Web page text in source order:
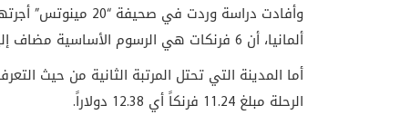
وأفادت دراسة وردت
ألمانيا، أن 6 فرنكات هي الرسوم الأساسية مضاف إليها 3.80 فرنكات لكل كيلومتر بعد ذلك.
أما المدينة التي تحتل المرتبة الثانية من حيث
الرحلة مبلغ 11.24 فرنكاً أي 12.38 دولاراً.